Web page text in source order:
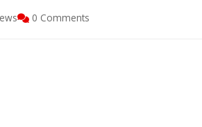
0 Comments